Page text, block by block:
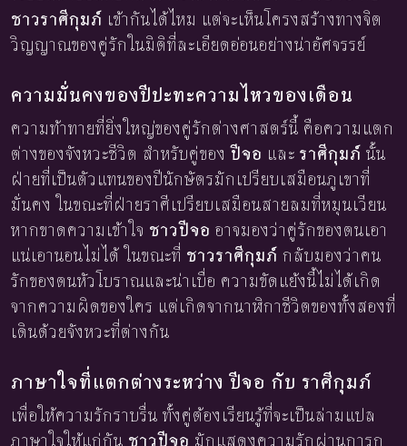
ชาวราศีกุมภ์ เข้ากันได้ไหม แต่จะเห็นโครงสร้างทางจิต
วิญญาณของคู่รักในมิติที่ละเอียดอ่อนอย่างน่าอัศจรรย์
ความมั่นคงของปีปะทะความไหวของเดือน
ความท้าทายที่ยิ่งใหญ่ของคู่รักต่างศาสตร์นี้ คือความแตก
ต่างของจังหวะชีวิต สำหรับคู่ของปีจอ และ ราศีกุมภ์ นั้น
ฝ่ายที่เป็นตัวแทนของปีนักษัตรมักเปรียบเสมือนภูเขาที่
มั่นคง ในขณะที่ฝ่ายราศีเปรียบเสมือนสายลมที่หมุนเวียน
หากขาดความเข้าใจ ชาวปีจอ อาจมองว่าคู่รักของตนเอา
แน่เอานอนไม่ได้ ในขณะที่ ชาวราศีกุมภ์ กลับมองว่าคน
รักของตนหัวโบราณและน่าเบื่อ ความขัดแย้งนี้ไม่ได้เกิด
จากความผิดของใคร แต่เกิดจากนาฬิกาชีวิตของทั้งสองที่
เดินด้วยจังหวะที่ต่างกัน
ภาษาใจที่แตกต่างระหว่าง ปีจอ กับ ราศีกุมภ์
เพื่อให้ความรักราบรื่น ทั้งคู่ต้องเรียนรู้ที่จะเป็นล่ามแปล
ภาษาใจให้แก่กัน ชาวปีจอ มักแสดงความรักผ่านการก